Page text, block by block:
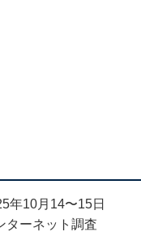
年10月14〜15日
ターネット調査